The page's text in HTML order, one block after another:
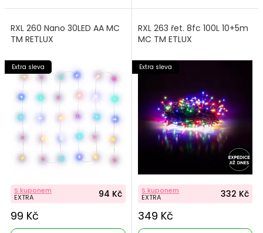
RXL 260 Nano 30LED AA MC
TM RETLUX
Extra sleva
S kuponem
EXTRA 94 Kč
99 Kč
RXL 263 řet. 8fc 100L 10+5m
MC TM ETLUX
Extra sleva
S kuponem
EXTRA 332 Kč
349 Kč